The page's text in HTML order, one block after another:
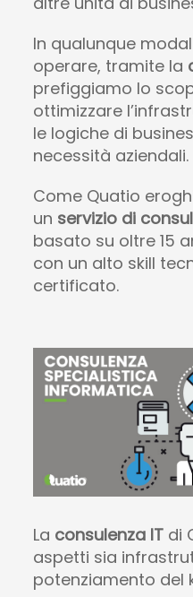
In qualunque
operare, tramite la
prefiggiamo lo
ottimizzare
le logiche di
necessità aziendali.
Come Quatio
un servizio di
basato su oltre 15
con un alto skill
certificato.
La consulenza IT di
aspetti sia
potenziamento del